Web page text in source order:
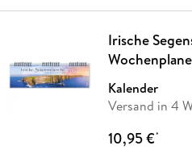
Irische
Kalender
Versand in 4
10,95 €*